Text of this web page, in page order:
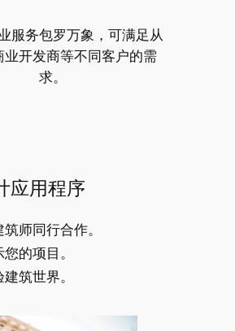
服务包罗万象，可满足从
业开发商等不同客户的需
求。
应用程序
师同行合作。
您的项目。
筑世界。